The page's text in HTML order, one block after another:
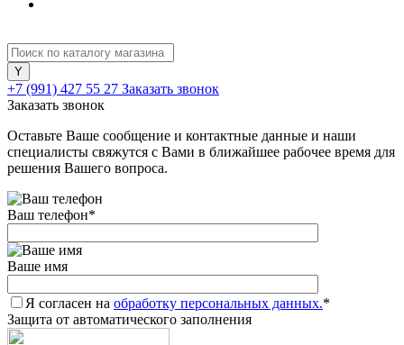
+7 (991) 427 55 27 Заказать звонок
Заказать звонок
Оставьте Ваше сообщение и контактные данные и наши
специалисты свяжутся с Вами в ближайшее рабочее время для
решения Вашего вопроса.
Ваш телефон*
Ваше имя
Я согласен на обработку персональных данных.*
Защита от автоматического заполнения